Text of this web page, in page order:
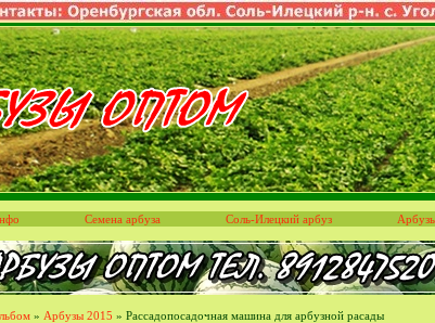
Семена арбуза Соль-Илецкий арбуз
» Арбузы 2015 » Рассадопосадочная машина для арбузной расады